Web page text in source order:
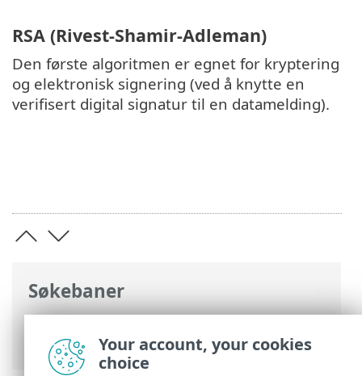
Søkebaner
Konsepter og begreper > Kryptering
RSA (Rivest-Shamir-Adleman)
Den første algoritmen er egnet for kryptering
og elektronisk signering (ved å knytte en
verifisert digital signatur til en datamelding).
Your account, your cookies
choice